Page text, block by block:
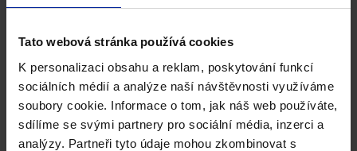
Tato webová stránka používá cookies
K personalizaci obsahu a reklam, poskytování funkcí
sociálních médií a analýze naší návštěvnosti využíváme
soubory cookie. Informace o tom, jak náš web používáte,
sdílíme se svými partnery pro sociální média, inzerci a
analýzy. Partneři tyto údaje mohou zkombinovat s
DOPRAVA ZDARMA
NA JEDEN ROK